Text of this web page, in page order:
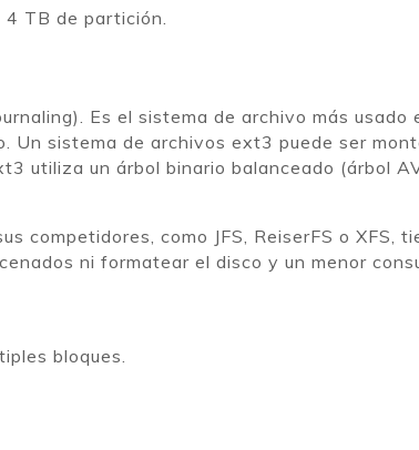
4 TB de partición.
Es el sistema de archivo más usado
sistema de archivos ext3 puede ser
utiliza un árbol binario balanceado (árbol
competidores, como JFS, ReiserFS o XFS,
ni formatear el disco y un menor
bloques.